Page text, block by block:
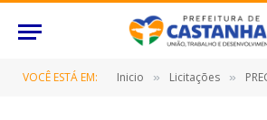
VOCÊ ESTÁ EM: Inicio » Licitações » PREGÃO ELETRÔNICO Nº 064/